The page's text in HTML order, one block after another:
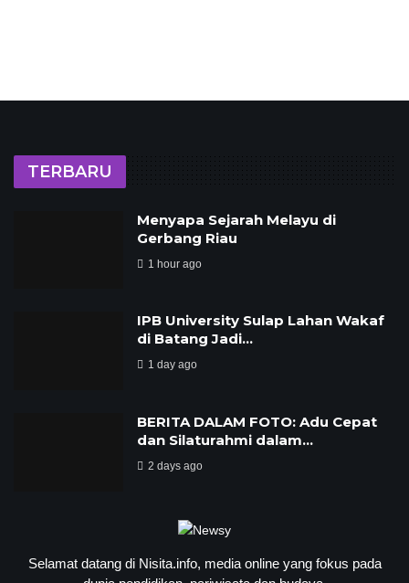
TERBARU
Menyapa Sejarah Melayu di
Gerbang Riau
1 hour ago
IPB University Sulap Lahan Wakaf
di Batang Jadi…
1 day ago
BERITA DALAM FOTO: Adu Cepat
dan Silaturahmi dalam…
2 days ago
Selamat datang di Nisita.info, media online yang fokus pada